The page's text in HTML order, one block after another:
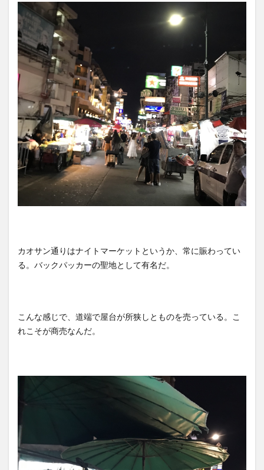
カオサン通りはナイトマーケットというか、常に賑わってい
る。バックパッカーの聖地として有名だ。
こんな感じで、道端で屋台が所狭しとものを売っている。こ
れこそが商売なんだ。